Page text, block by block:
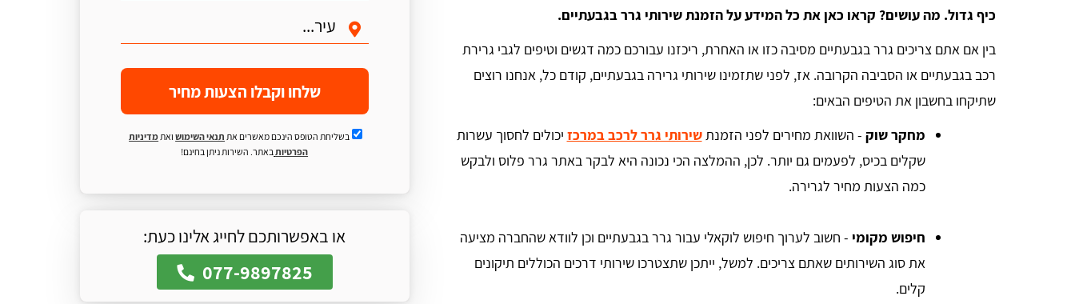
כיף גדול. מה עושים? קראו כאן את כל המידע על הזמנת שירותי גרר בגבעתיים.
בין אם אתם צריכים גרר בגבעתיים מסיבה כזו או האחרת, ריכזנו עבורכם כמה דגשים וטיפים לגבי גרירת
רכב בגבעתיים או הסביבה הקרובה. אז, לפני שתזמינו שירותי גרירה בגבעתיים, קודם כל, אנחנו רוצים
שתיקחו בחשבון את הטיפים הבאים:
מחקר שוק - השוואת מחירים לפני הזמנתשירותי גרר לרכב במרכז יכולים לחסוך עשרות
שקלים בכיס, לפעמים גם יותר. לכן, ההמלצה הכי נכונה היא לבקר באתר גרר פלוס ולבקש
כמה הצעות מחיר לגרירה.
חיפוש מקומי - חשוב לערוך חיפוש לוקאלי עבור גרר בגבעתיים וכן לוודא שהחברה מציעה
את סוג השירותים שאתם צריכים. למשל, ייתכן שתצטרכו שירותי דרכים הכוללים תיקונים
קלים.
שלחו וקבלו הצעות מחיר
בשליחת הטופס הינכם מאשרים את תנאי השימושואתמדיניות
הפרטיותבאתר. השירות ניתן בחינם!
או באפשרותכם לחייג אלינו כעת:
077-9897825